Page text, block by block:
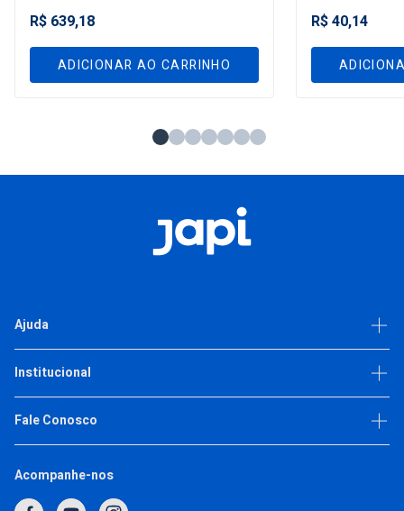
R$ 639,18
ADICIONAR AO CARRINHO
R$ 40,14
Ajuda
Política de privacidade
Institucional
Fale Conosco
Horário de Atendimento
Acompanhe-nos